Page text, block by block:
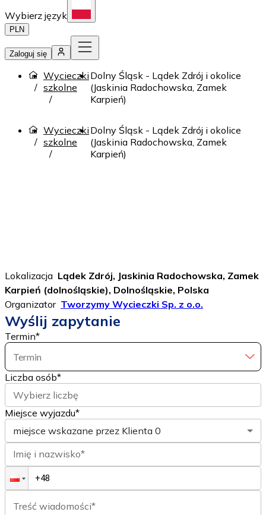
Wybierz język
PLN
Zaloguj się
Wycieczki
szkolne
Dolny Śląsk - Lądek Zdrój i okolice
(Jaskinia Radochowska, Zamek
Karpień)
Wycieczki
szkolne
Dolny Śląsk - Lądek Zdrój i okolice
(Jaskinia Radochowska, Zamek
Karpień)
Lokalizacja Lądek Zdrój, Jaskinia Radochowska, Zamek
Karpień (dolnośląskie), Dolnośląskie, Polska
Organizator Tworzymy Wycieczki Sp. z o.o.
Wyślij zapytanie
Termin*
Termin
Liczba osób*
Wybierz liczbę
Miejsce wyjazdu*
miejsce wskazane przez Klienta 0
Imię i nazwisko*
Treść wiadomości*